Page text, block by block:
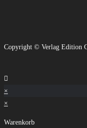
Copyright © Verlag Edition
×
×
Warenkorb